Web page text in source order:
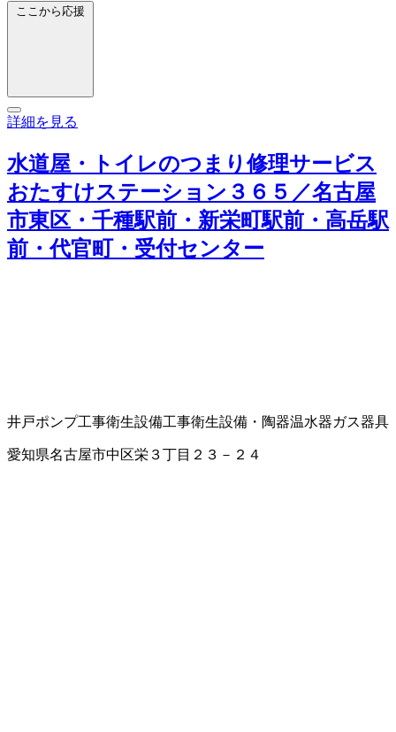
ここから応援
詳細を見る
水道屋・トイレのつまり修理サービス
おたすけステーション３６５／名古屋
市東区・千種駅前・新栄町駅前・高岳駅
前・代官町・受付センター
井戸ポンプ工事衛生設備工事衛生設備・陶器温水器ガス器具
愛知県名古屋市中区栄３丁目２３－２４